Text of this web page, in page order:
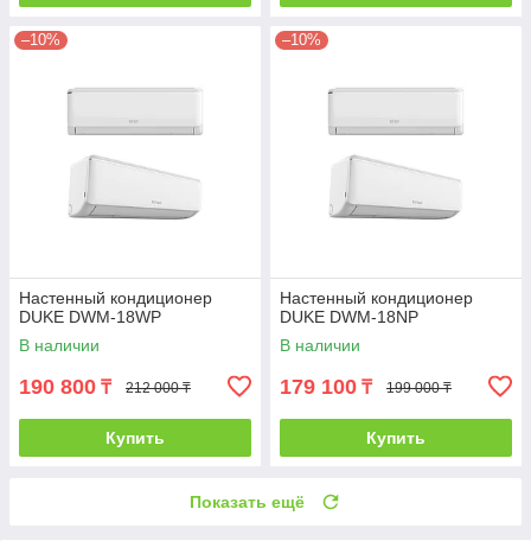
–10%
Настенный кондиционер
DUKE DWM-18WP
В наличии
190 800 ₸ 212 000 ₸
Купить
–10%
Настенный кондиционер
DUKE DWM-18NP
В наличии
179 100 ₸ 199 000 ₸
Купить
Показать ещё